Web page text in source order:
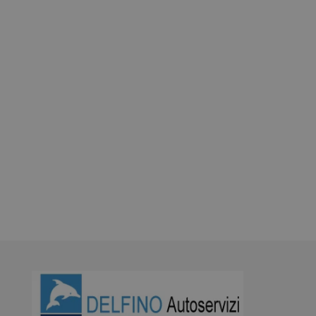
(art. 18 GDPR), la portabilità dei dati (art. 20 GDPR, ove
ne ricorrano i presupposti) e di opporsi al trattamento